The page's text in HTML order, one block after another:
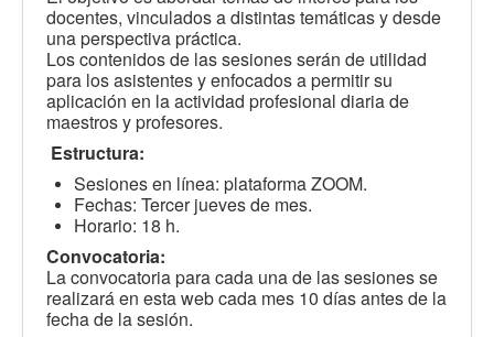
docentes, vinculados a distintas temáticas y desde
una perspectiva práctica.
Los contenidos de las sesiones serán de utilidad
para los asistentes y enfocados a permitir su
aplicación en la actividad profesional diaria de
maestros y profesores.
Estructura:
Sesiones en línea: plataforma ZOOM.
Fechas: Tercer jueves de mes.
Horario: 18 h.
Convocatoria:
La convocatoria para cada una de las sesiones se
realizará en esta web cada mes 10 días antes de la
fecha de la sesión.